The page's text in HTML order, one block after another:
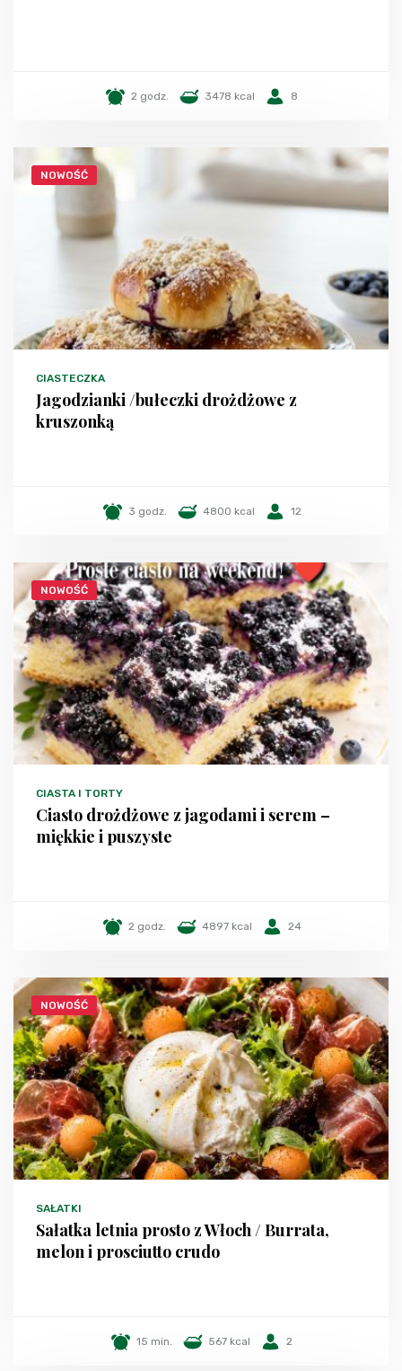
2 godz. 3478 kcal 8
NOWOŚĆ
CIASTECZKA
Jagodzianki /bułeczki drożdżowe z
kruszonką
3 godz. 4800 kcal 12
NOWOŚĆ
CIASTA I TORTY
Ciasto drożdżowe z jagodami i serem –
miękkie i puszyste
2 godz. 4897 kcal 24
NOWOŚĆ
SAŁATKI
Sałatka letnia prosto z Włoch / Burrata,
melon i prosciutto crudo
15 min. 567 kcal 2